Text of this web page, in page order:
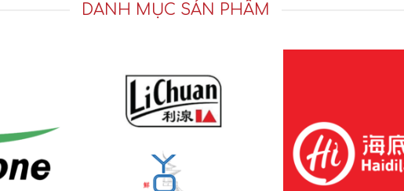
DANH MỤC SẢN PHẨM